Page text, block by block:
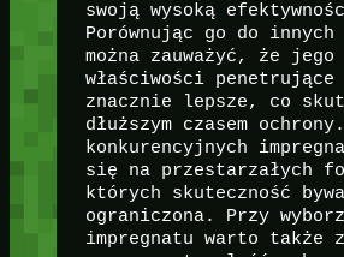
swoją wysoką
Porównując go do innych
można zauważyć, że jego
właściwości penetrujące
znacznie lepsze, co
dłuższym czasem
konkurencyjnych
się na przestarzałych
których skuteczność
ograniczona. Przy
impregnatu warto także